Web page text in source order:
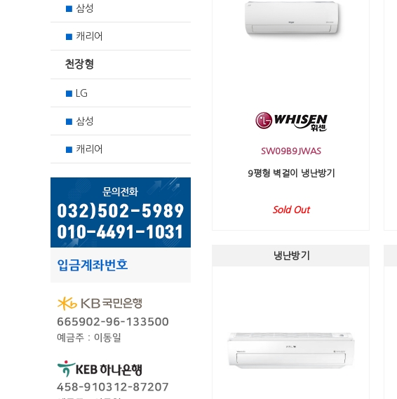
■ 삼성
■ 캐리어
천장형
■ LG
■ 삼성
■ 캐리어 SW09B9JWAS
9평형 벽걸이 냉난방기
Sold Out
냉난방기